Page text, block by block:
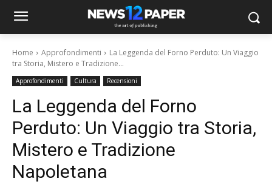
Home Approfondimenti
La Leggenda del Forno Perduto: Un Viaggio
tra Storia, Mistero e Tradizione...
Approfondimenti Cultura Recensioni
La Leggenda del Forno
Perduto: Un Viaggio tra Storia,
Mistero e Tradizione
Napoletana